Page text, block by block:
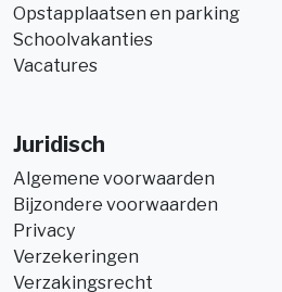
Opstapplaatsen en parking
Schoolvakanties
Vacatures
Juridisch
Algemene voorwaarden
Bijzondere voorwaarden
Privacy
Verzekeringen
Verzakingsrecht